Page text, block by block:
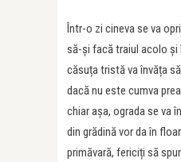
Într-o zi cineva se va
să-și facă traiul acolo și
căsuța tristă va învăța
dacă nu este cumva
chiar așa, ograda se va
din grădină vor da în
primăvară, fericiți să